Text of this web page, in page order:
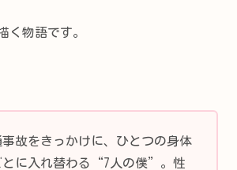
物語です。
故をきっかけに、ひとつの身体
とに入れ替わる“7人の僕”。性